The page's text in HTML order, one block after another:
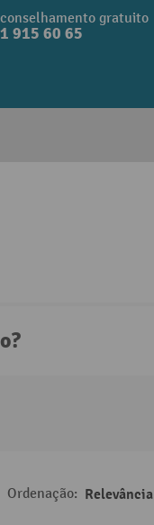
gratuito
915 60 65
Ordenação: Relevância